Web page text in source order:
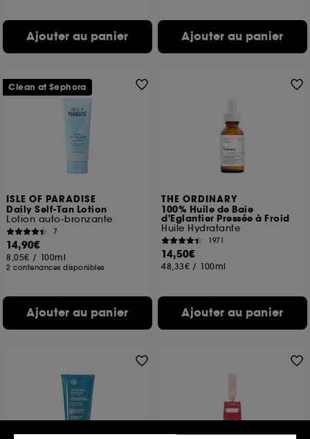
Ajouter au panier Ajouter au panier
ISLE OF PARADISE
Daily Self-Tan Lotion
Lotion auto-bronzante
7
14,90€
8,05€ / 100ml
2 contenances disponibles
Ajouter au panier
Clean at Sephora
THE ORDINARY
100% Huile de Baie
d'Eglantier Pressée à Froid
Huile Hydratante
1971
14,50€
48,33€ / 100ml
Ajouter au panier